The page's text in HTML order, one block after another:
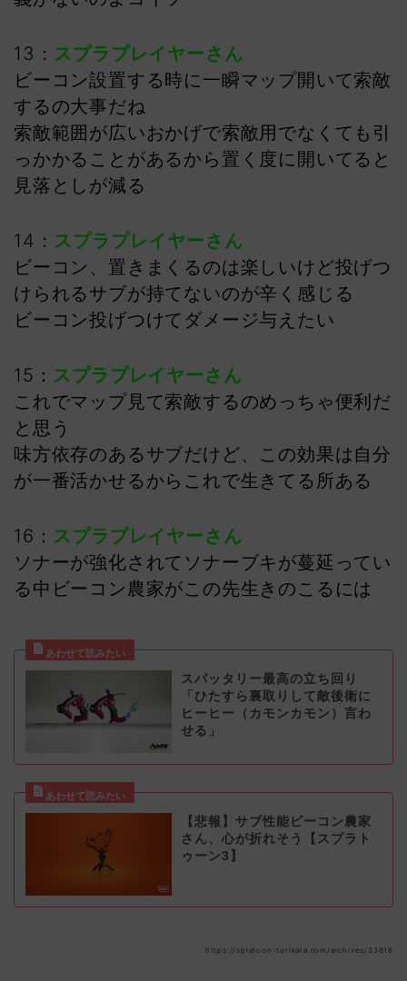
13： スプラプレイヤーさん
ビーコン設置する時に一瞬マップ開いて索敵
するの大事だね
索敵範囲が広いおかげで索敵用でなくても引
っかかることがあるから置く度に開いてると
見落としが減る
14： スプラプレイヤーさん
ビーコン、置きまくるのは楽しいけど投げつ
けられるサブが持てないのが辛く感じる
ビーコン投げつけてダメージ与えたい
15： スプラプレイヤーさん
これでマップ見て索敵するのめっちゃ便利だ
と思う
味方依存のあるサブだけど、この効果は自分
が一番活かせるからこれで生きてる所ある
16： スプラプレイヤーさん
ソナーが強化されてソナーブキが蔓延ってい
る中ビーコン農家がこの先生きのこるには
スパッタリー最高の立ち回り
「ひたすら裏取りして敵後衛に
ヒーヒー（カモンカモン）言わ
せる」
【悲報】サブ性能ビーコン農家
さん、心が折れそう【スプラト
ゥーン3】
https://splatoon-torikara.com/archives/33818